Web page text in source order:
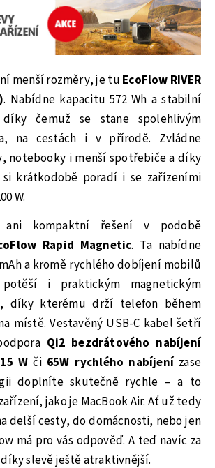
menší rozměry, je tu EcoFlow RIVER
. Nabídne kapacitu 572 Wh a stabilní
čemuž se stane spolehlivým
na cestách i v přírodě. Zvládne
notebooky i menší spotřebiče a díky
si krátkodobě poradí i se zařízeními
W.
ani kompaktní řešení v podobě
Rapid Magnetic. Ta nabídne
a kromě rychlého dobíjení mobilů
i praktickým magnetickým
díky kterému drží telefon během
místě. Vestavěný USB-C kabel šetří
Qi2 bezdrátového nabíjení
W či 65W rychlého nabíjení zase
doplníte skutečně rychle – a to
jako je MacBook Air. Ať už tedy
delší cesty, do domácnosti, nebo jen
má pro vás odpověď. A teď navíc za
slevě ještě atraktivnější.